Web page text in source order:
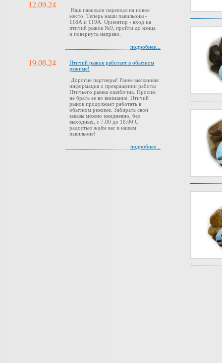
12.09.24
Наш павильон переехал на новое
место. Теперь наши павильоны -
118А и 119А. Ориентир - вход на
птичий рынок №9, пройти до конца
и повернуть направо.
подробнее...
19.08.24
Птичий рынок работает в обычном
режиме!
Дорогие партнеры! Ранее высланная
информация о прекращении работы
Птичьего рынка ошибочна. Просим
не брать ее во внимание. Птичий
рынок продолжает работать в
обычном режиме. Забирать свои
заказы можно ежедневно, без
выходных, с 7.00 до 18.00 С
радостью ждём вас в нашем
павильоне!
подробнее...